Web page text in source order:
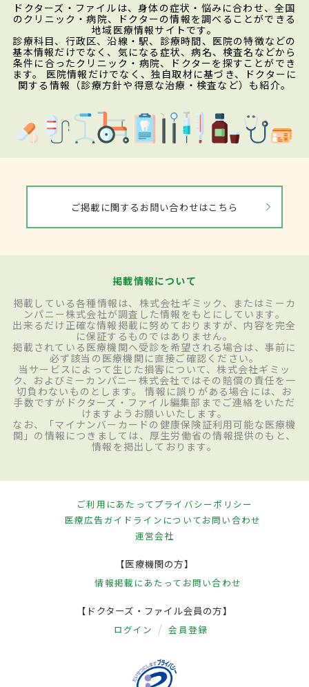
ドクターズ・ファイルは、身体の症状・悩みに合わせ、全国
のクリニック・病院、ドクターの情報を調べることができる
地域医療情報サイトです。
診療科目、行政区、沿線・駅、診療時間、医院の特徴などの
基本情報だけでなく、気になる症状、病名、検査名などから
条件に合ったクリニック・病院、ドクターを探すことができ
ます。 医院情報だけでなく、独自取材に基づき、ドクターに
関する情報（診療方針や得意な治療・検査など）も紹介。
ご掲載に関するお問い合わせはこちら
掲載情報について
掲載している各種情報は、株式会社ギミック、またはミーカ
ンパニー株式会社が調査した情報をもとにしています。
出来るだけ正確な情報掲載に努めておりますが、内容を完全
に保証するものではありません。
掲載されている医療機関へ受診を希望される場合は、事前に
必ず該当の医療機関に直接ご確認ください。
当サービスによって生じた損害について、株式会社ギミッ
ク、およびミーカンパニー株式会社ではその賠償の責任を一
切負わないものとします。 情報に誤りがある場合には、お
手数ですがドクターズ・ファイル編集部までご連絡をいただ
けますようお願いいたします。
なお、「マイナンバーカードの健康保険証利用可能な医療機
関」の情報につきましては、厚生労働省の情報提供のもと、
情報を掲出しております。
ご利用にあたってプライバシーポリシー
医療広告ガイドラインについてお問い合わせ
運営会社
【医療機関の方】
情報掲載にあたって お問い合わせ
【ドクターズ・ファイル会員の方】
ログイン 会員登録